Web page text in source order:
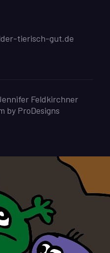
tierisch-gut.de
Feldkirchner
by ProDesigns